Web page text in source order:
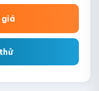
giá